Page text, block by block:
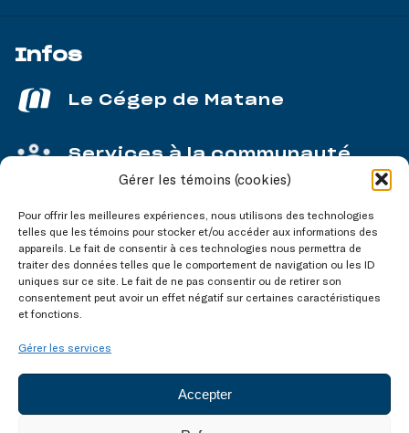
Gérer les témoins (cookies)
Pour offrir les meilleures expériences, nous utilisons des technologies
telles que les témoins pour stocker et/ou accéder aux informations des
appareils. Le fait de consentir à ces technologies nous permettra de
traiter des données telles que le comportement de navigation ou les ID
uniques sur ce site. Le fait de ne pas consentir ou de retirer son
consentement peut avoir un effet négatif sur certaines caractéristiques
et fonctions.
Gérer les services
Accepter
Infos
Le Cégep de Matane
Services à la communauté
Service aux entreprises
Nos réseaux